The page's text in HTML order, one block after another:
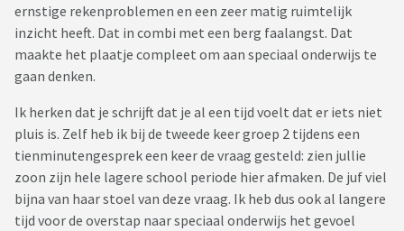
ernstige rekenproblemen en een zeer matig ruimtelijk
inzicht heeft. Dat in combi met een berg faalangst. Dat
maakte het plaatje compleet om aan speciaal onderwijs te
gaan denken.
Ik herken dat je schrijft dat je al een tijd voelt dat er iets niet
pluis is. Zelf heb ik bij de tweede keer groep 2 tijdens een
tienminutengesprek een keer de vraag gesteld: zien jullie
zoon zijn hele lagere school periode hier afmaken. De juf viel
bijna van haar stoel van deze vraag. Ik heb dus ook al langere
tijd voor de overstap naar speciaal onderwijs het gevoel